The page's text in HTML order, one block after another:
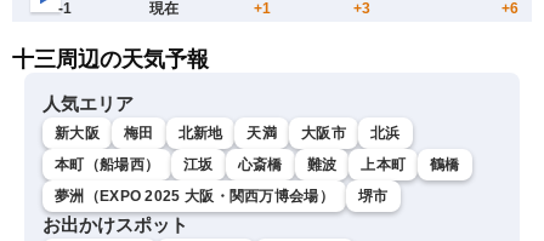
十三周辺の天気予報
人気エリア
新大阪 梅田 北新地 天満 大阪市
北浜
本町（船場西）
江坂 心斎橋 難波 上本町
鶴橋
夢洲（EXPO 2025 大阪・関西万博会場）
堺市
お出かけスポット